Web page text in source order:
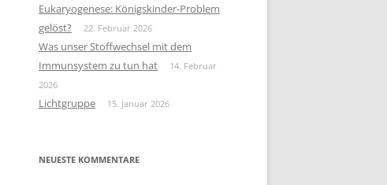
Eukaryogenese: Königskinder-Problem
gelöst?
22. Februar 2026
Was unser Stoffwechsel mit dem
Immunsystem zu tun hat
14. Februar
2026
Lichtgruppe 15. Januar 2026
NEUESTE KOMMENTARE